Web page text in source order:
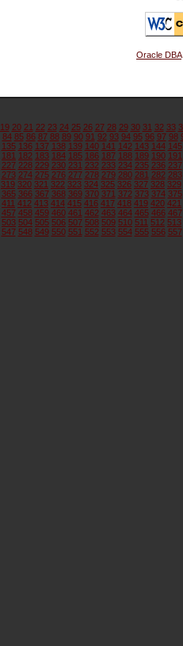
Oracle DBA
19 20 21 22 23 24 25 26 27 28 29 30 31 32 33
84 85 86 87 88 89 90 91 92 93 94 95 96 97 98
135 136 137 138 139 140 141 142 143 144 145
181 182 183 184 185 186 187 188 189 190 191
227 228 229 230 231 232 233 234 235 236 237
273 274 275 276 277 278 279 280 281 282 283
319 320 321 322 323 324 325 326 327 328 329
365 366 367 368 369 370 371 372 373 374 375
411 412 413 414 415 416 417 418 419 420 421
457 458 459 460 461 462 463 464 465 466 467
503 504 505 506 507 508 509 510 511 512 513
547 548 549 550 551 552 553 554 555 556 557